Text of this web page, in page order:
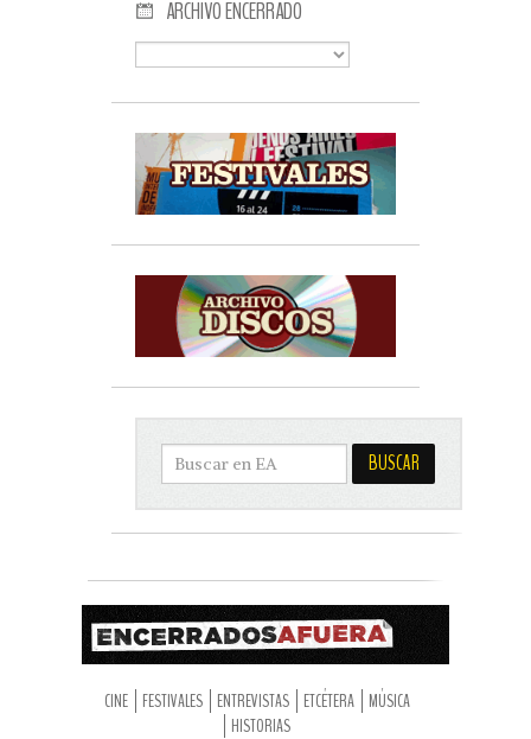
ARCHIVO ENCERRADO
CINE FESTIVALES ENTREVISTAS ETCÉTERA
MÚSICA
HISTORIAS